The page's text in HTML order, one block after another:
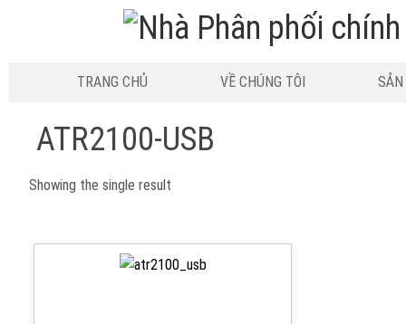
TRANG CHỦ VỀ CHÚNG TÔI
ATR2100-USB
Showing the single result